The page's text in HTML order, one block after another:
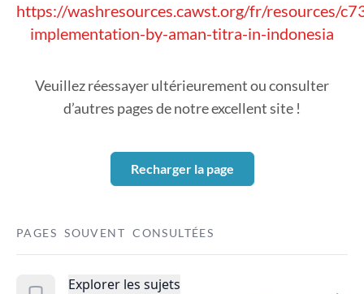
https://washresources.cawst.org/fr/resources/
implementation-by-aman-titra-in-indonesia
Veuillez réessayer ultérieurement ou consulter
d’autres pages de notre excellent site !
Recharger la page
PAGES SOUVENT CONSULTÉES
Explorer les sujets